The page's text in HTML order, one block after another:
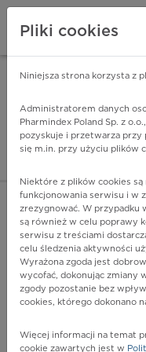
ZALOGUJ
N03.1 - Ogniskowe i
nerkowych
Więcej na lekiicd10.pl
Pliki cookies
Niniejsza strona korzysta z
Administratorem danych
Pharmindex Poland Sp. z
pozyskuje i przetwarza przy
się m.in. przy użyciu plików
Niektóre z plików cookies
funkcjonowania serwisu i w
zrezygnować. W przypadku
są również w celu poprawy
serwisu z treściami
celu śledzenia aktywności
Wyrażona zgoda jest
wycofać, dokonując zmiany
zgody pozostanie bez
cookies, którego dokonano
Więcej informacji na temat
cookie zawartych jest w
ZA DARMO -